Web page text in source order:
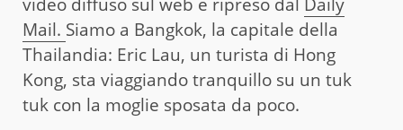
Mail. Siamo a Bangkok, la capitale della
Thailandia: Eric Lau, un turista di Hong
Kong, sta viaggiando tranquillo su un tuk
tuk con la moglie sposata da poco.